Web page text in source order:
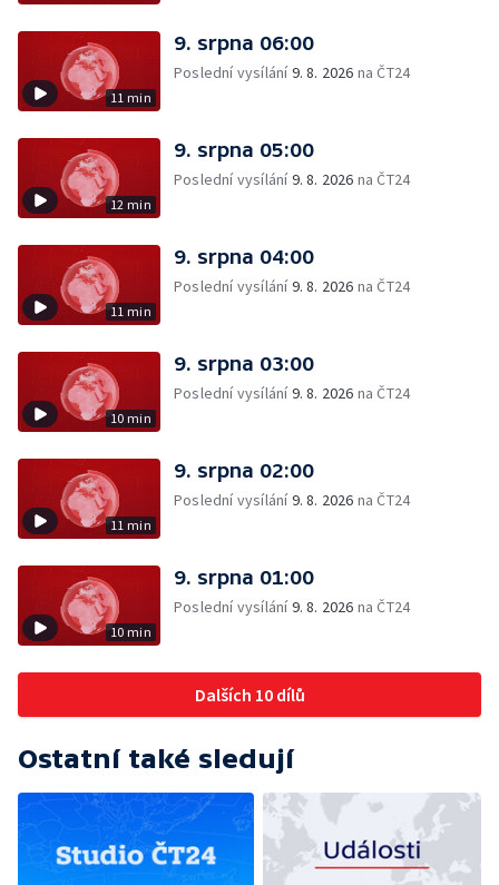
11 min
9. srpna 06:00
Poslední vysílání9. 8. 2026 na ČT24
12 min
9. srpna 05:00
Poslední vysílání9. 8. 2026 na ČT24
11 min
9. srpna 04:00
Poslední vysílání9. 8. 2026 na ČT24
10 min
9. srpna 03:00
Poslední vysílání9. 8. 2026 na ČT24
11 min
9. srpna 02:00
Poslední vysílání9. 8. 2026 na ČT24
10 min
9. srpna 01:00
Poslední vysílání9. 8. 2026 na ČT24
Dalších 10 dílů
Ostatní také sledují